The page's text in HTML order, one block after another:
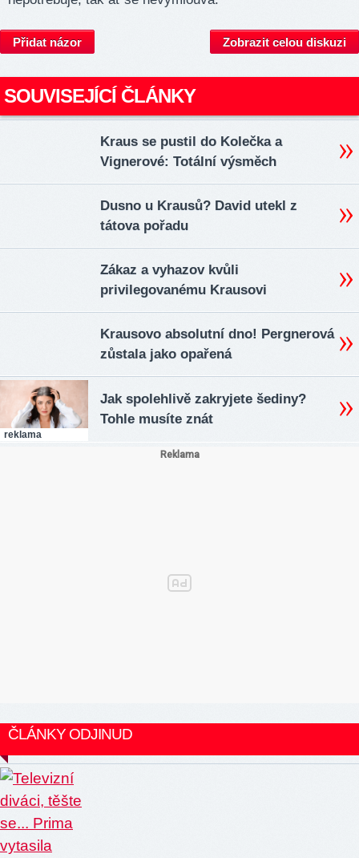
Přidat názor Zobrazit celou diskuzi
SOUVISEJÍCÍ ČLÁNKY
Kraus se pustil do Kolečka a
Vignerové: Totální výsměch
Dusno u Krausů? David utekl z
tátova pořadu
Zákaz a vyhazov kvůli
privilegovanému Krausovi
Krausovo absolutní dno! Pergnerová
zůstala jako opařená
reklama
Jak spolehlivě zakryjete šediny?
Tohle musíte znát
ČLÁNKY ODJINUD